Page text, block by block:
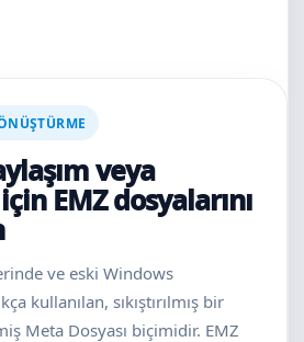
veya
EMZ dosyalarını
ve eski Windows
kullanılan, sıkıştırılmış bir
Meta Dosyası biçimidir. EMZ